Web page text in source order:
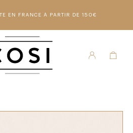
EN FRANCE À PARTIR DE 150€